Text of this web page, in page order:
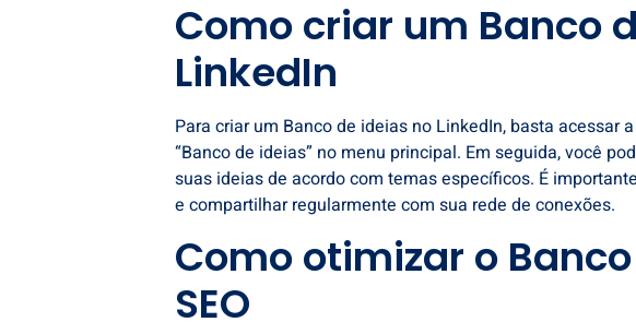
Como criar um Banco
LinkedIn
Para criar um Banco de ideias no LinkedIn, basta acessar
“Banco de ideias” no menu principal. Em seguida, você
suas ideias de acordo com temas específicos. É
e compartilhar regularmente com sua rede de conexões.
Como otimizar o
SEO